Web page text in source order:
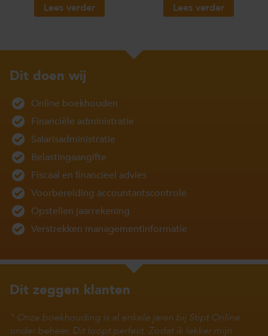
Lees verder Lees verder
Dit doen wij
Online boekhouden
Financiële administratie
Salarisadministratie
Belastingaangifte
Fiscaal en financieel advies
Voorbereiding accountantscontrole
Opstellen jaarrekening
Verstrekken managementinformatie
Dit zeggen klanten
Onze boekhouding is al enkele jaren bij Stipt Online
onder beheer. Dit loopt perfect. Zodat ik lekker mijn